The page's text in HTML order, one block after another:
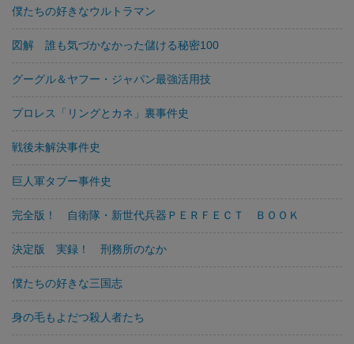
僕たちの好きなウルトラマン
図解 誰も気づかなかった儲ける秘密100
グーグル＆ヤフー・ジャパン最強活用技
プロレス「リングとカネ」裏事件史
戦後未解決事件史
巨人軍タブー事件史
完全版！ 自衛隊・新世代兵器ＰＥＲＦＥＣＴ ＢＯＯＫ
決定版 実録！ 刑務所のなか
僕たちの好きな三国志
身の毛もよだつ殺人者たち